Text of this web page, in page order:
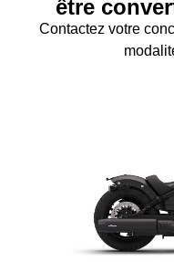
être
Contactez votre